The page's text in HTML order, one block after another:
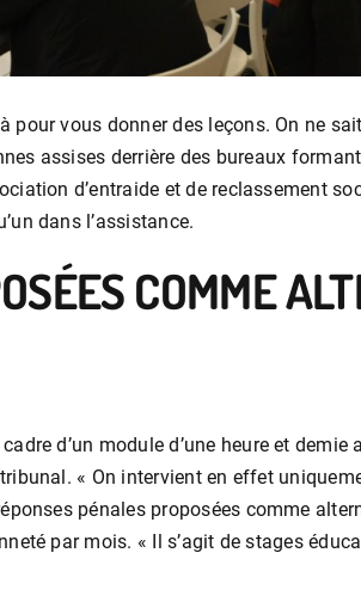
pour vous donner des leçons. On ne
assises derrière des bureaux
d’entraide et de reclassement
dans l’assistance.
COMME
d’un module d’une heure et
« On intervient en effet
pénales proposées comme
par mois. « Il s’agit de stages